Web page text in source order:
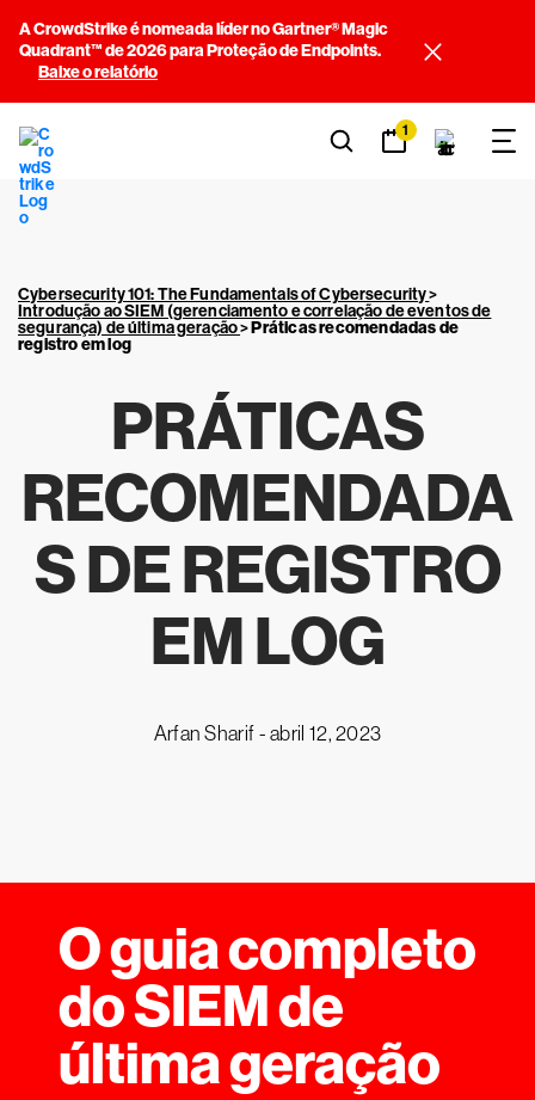
A CrowdStrike é nomeada líder no Gartner® Magic
Quadrant™ de 2026 para Proteção de Endpoints.
Baixe o relatório
1
Cybersecurity 101: The Fundamentals of Cybersecurity>
Introdução ao SIEM (gerenciamento e correlação de eventos de
segurança) de última geração>Práticas recomendadas de
registro em log
PRÁTICAS
RECOMENDADA
S DE REGISTRO
EM LOG
Arfan Sharif -abril 12, 2023
O guia completo
do SIEM de
última geração